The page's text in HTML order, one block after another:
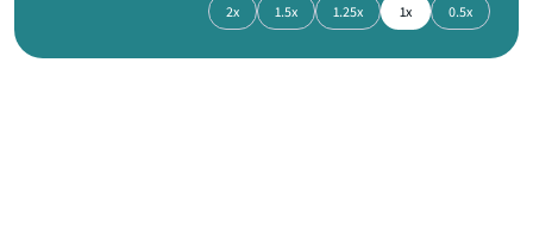
0.5x
1x
1.25x
1.5x
2x